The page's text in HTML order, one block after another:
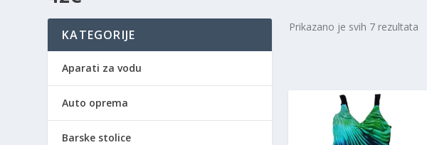
Prikazano je svih 7 rezultata
KATEGORIJE
Aparati za vodu
Auto oprema
Barske stolice